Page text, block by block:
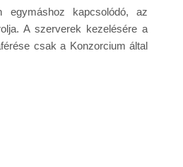
egymáshoz kapcsolódó, az
A szerverek kezelésére a
csak a Konzorcium által